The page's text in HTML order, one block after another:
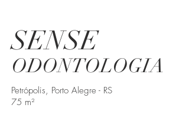
SENSE
ODONTOLOGIA
Petrópolis, Porto Alegre - RS
75 m²